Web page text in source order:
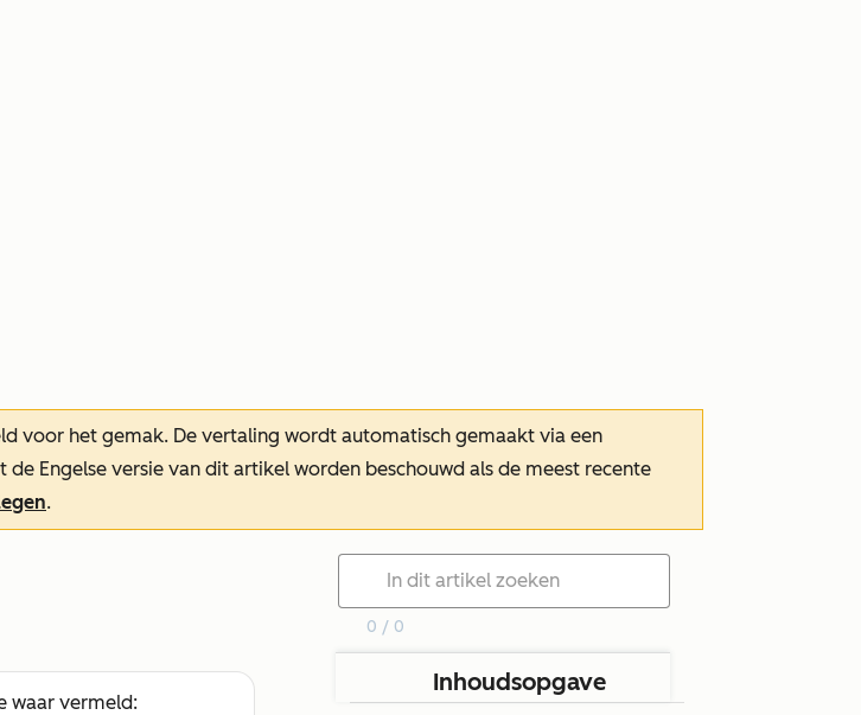
voor het gemak. De vertaling wordt automatisch gemaakt via een
Engelse versie van dit artikel worden beschouwd als de meest recente
.
waar vermeld:
0 / 0
Inhoudsopgave